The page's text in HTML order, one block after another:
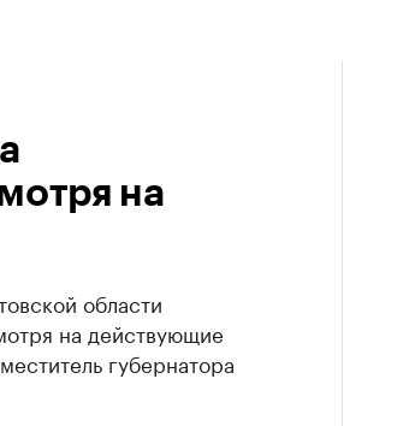
на
области
на действующие
губернатора